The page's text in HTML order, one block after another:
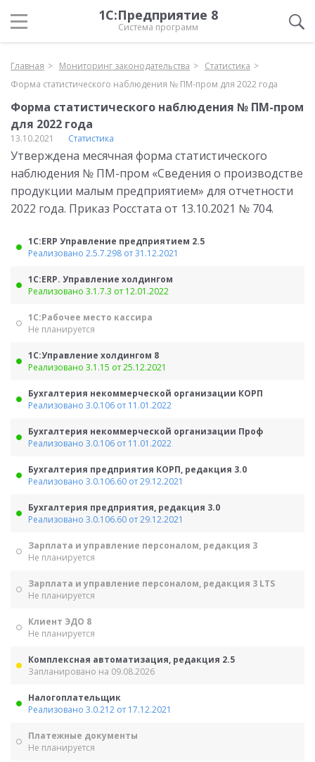
1С:Предприятие 8
Система программ
Главная Мониторинг законодательства
Статистика
Форма статистического наблюдения № ПМ-пром для 2022 года
Форма статистического наблюдения № ПМ-пром
для 2022 года
13.10.2021 Статистика
Утверждена месячная форма статистического
наблюдения № ПМ-пром «Сведения о производстве
продукции малым предприятием» для отчетности
2022 года. Приказ Росстата от 13.10.2021 № 704.
1С:ERP Управление предприятием 2.5
Реализовано 2.5.7.298 от 31.12.2021
1С:ERP. Управление холдингом
Реализовано 3.1.7.3 от 12.01.2022
1С:Рабочее место кассира
Не планируется
1С:Управление холдингом 8
Реализовано 3.1.15 от 25.12.2021
Бухгалтерия некоммерческой организации КОРП
Реализовано 3.0.106 от 11.01.2022
Бухгалтерия некоммерческой организации Проф
Реализовано 3.0.106 от 11.01.2022
Бухгалтерия предприятия КОРП, редакция 3.0
Реализовано 3.0.106.60 от 29.12.2021
Бухгалтерия предприятия, редакция 3.0
Реализовано 3.0.106.60 от 29.12.2021
Зарплата и управление персоналом, редакция 3
Не планируется
Зарплата и управление персоналом, редакция 3 LTS
Не планируется
Клиент ЭДО 8
Не планируется
Комплексная автоматизация, редакция 2.5
Запланировано на 09.08.2026
Налогоплательщик
Реализовано 3.0.212 от 17.12.2021
Платежные документы
Не планируется